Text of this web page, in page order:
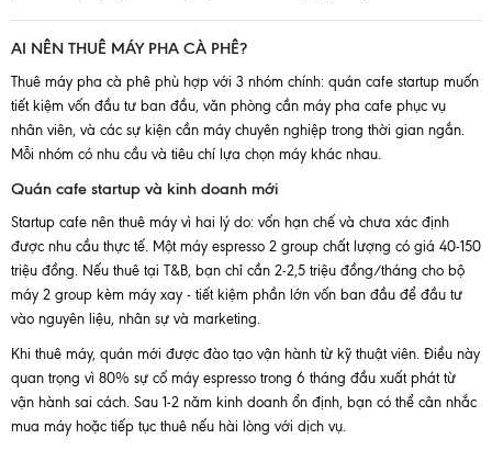
AI NÊN THUÊ MÁY PHA CÀ PHÊ?
Thuê máy pha cà phê phù hợp với 3 nhóm chính: quán cafe startup muốn
tiết kiệm vốn đầu tư ban đầu, văn phòng cần máy pha cafe phục vụ
nhân viên, và các sự kiện cần máy chuyên nghiệp trong thời gian ngắn.
Mỗi nhóm có nhu cầu và tiêu chí lựa chọn máy khác nhau.
Quán cafe startup và kinh doanh mới
Startup cafe nên thuê máy vì hai lý do: vốn hạn chế và chưa xác định
được nhu cầu thực tế. Một máy espresso 2 group chất lượng có giá 40-150
triệu đồng. Nếu thuê tại T&B, bạn chỉ cần 2-2,5 triệu đồng/tháng cho bộ
máy 2 group kèm máy xay - tiết kiệm phần lớn vốn ban đầu để đầu tư
vào nguyên liệu, nhân sự và marketing.
Khi thuê máy, quán mới được đào tạo vận hành từ kỹ thuật viên. Điều này
quan trọng vì 80% sự cố máy espresso trong 6 tháng đầu xuất phát từ
vận hành sai cách. Sau 1-2 năm kinh doanh ổn định, bạn có thể cân nhắc
mua máy hoặc tiếp tục thuê nếu hài lòng với dịch vụ.